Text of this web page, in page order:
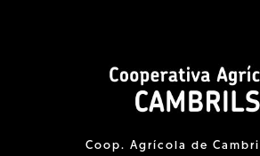
Coop. Agrícola de